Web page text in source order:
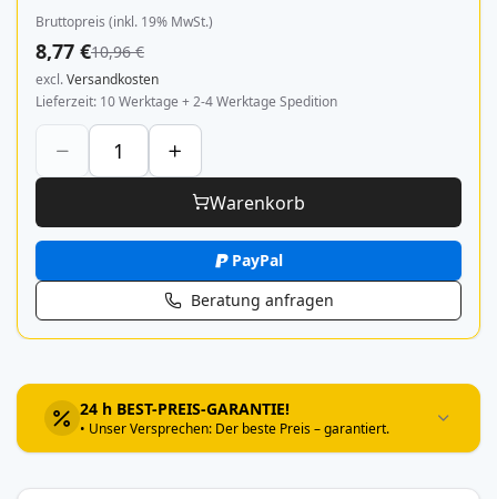
Bruttopreis (inkl. 19% MwSt.)
8,77 €10,96 €
excl.Versandkosten
Lieferzeit 10 Werktage + 2-4 Werktage Spedition
Warenkorb
PayPal
Beratung anfragen
24 h BEST-PREIS-GARANTIE!
• Unser Versprechen: Der beste Preis – garantiert.